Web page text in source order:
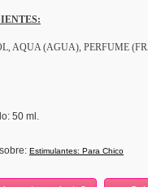
AQUA (AGUA), PERFUME
50 ml.
Estimulantes: Para Chico